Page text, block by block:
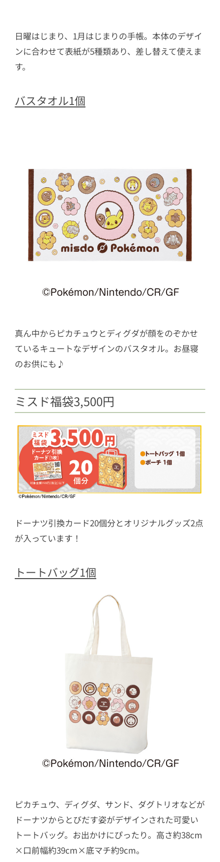
日曜はじまり、1月はじまりの手帳。本体のデザイ
ンに合わせて表紙が5種類あり、差し替えて使えま
す。
バスタオル1個
真ん中からピカチュウとディグダが顔をのぞかせ
ているキュートなデザインのバスタオル。お昼寝
のお供にも♪
ミスド福袋3,500円
ドーナツ引換カード20個分とオリジナルグッズ2点
が入っています！
トートバッグ1個
ピカチュウ、ディグダ、サンド、ダグトリオなどが
ドーナツからとびだす姿がデザインされた可愛い
トートバッグ。お出かけにぴったり。高さ約38cm
×口前幅約39cm×底マチ約9cm。